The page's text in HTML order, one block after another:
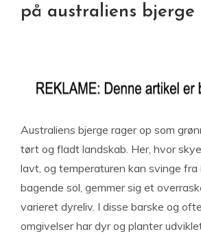
på australiens bjerge
Australiens bjerge rager op som
tørt og fladt landskab. Her, hvor
lavt, og temperaturen kan svinge fra
bagende sol, gemmer sig et
varieret dyreliv. I disse barske og
omgivelser har dyr og planter